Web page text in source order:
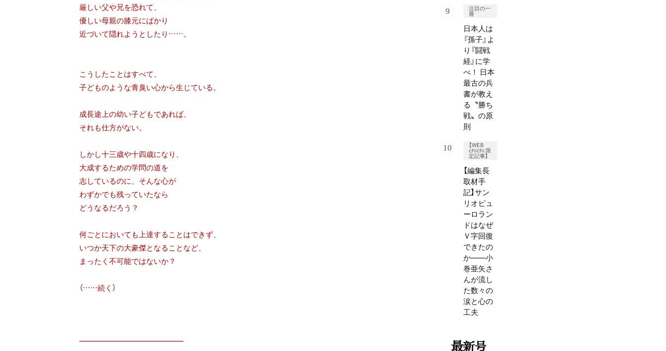
厳しい父や兄を恐れて、
優しい母親の膝元にばかり
近づいて隠れようとしたり……。
こうしたことはすべて、
子どものような青臭い心から生じている。
成長途上の幼い子どもであれば、
それも仕方がない。
しかし十三歳や十四歳になり、
大成するための学問の道を
志しているのに、そんな心が
わずかでも残っていたなら
どうなるだろう？
何ごとにおいても上達することはできず、
いつか天下の大豪傑となることなど、
まったく不可能ではないか？
（……続く）
━━━━━━━━━━━━━━
注目の一
冊
日本人は
『孫子』よ
り『闘戦
経』に学
べ！ 日本
最古の兵
書が教え
る〝勝ち
戦〟の原
則
【WEB
chichi 限
定記事】
【編集長
取材手
記】サン
リオピュ
ーロラン
ドはなぜ
Ｖ字回復
できたの
か——小
巻亜矢さ
んが流し
た数々の
涙と心の
工夫
最新号